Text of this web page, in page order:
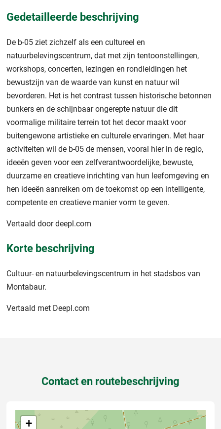
Gedetailleerde beschrijving
De b-05 ziet zichzelf als een cultureel en
natuurbelevingscentrum, dat met zijn tentoonstellingen,
workshops, concerten, lezingen en rondleidingen het
bewustzijn van de waarde van kunst en natuur wil
bevorderen. Het is het contrast tussen historische betonnen
bunkers en de schijnbaar ongerepte natuur die dit
voormalige militaire terrein tot het decor maakt voor
buitengewone artistieke en culturele ervaringen. Met haar
activiteiten wil de b-05 de mensen, vooral hier in de regio,
ideeën geven voor een zelfverantwoordelijke, bewuste,
duurzame en creatieve inrichting van hun leefomgeving en
hen ideeën aanreiken om de toekomst op een intelligente,
competente en creatieve manier vorm te geven.
Vertaald door deepl.com
Korte beschrijving
Cultuur- en natuurbelevingscentrum in het stadsbos van
Montabaur.
Vertaald met Deepl.com
Contact en routebeschrijving
+